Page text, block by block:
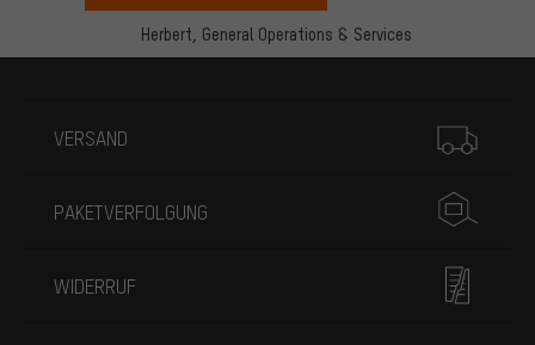
Herbert, General Operations & Services
VERSAND
PAKETVERFOLGUNG
WIDERRUF